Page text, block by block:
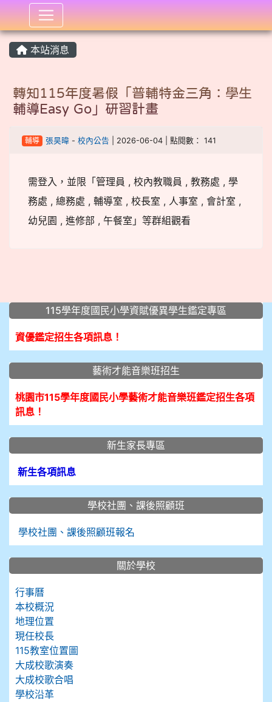
:::
本站消息
轉知115年度暑假「普輔特金三角：學生
輔導Easy Go」研習計畫
輔導 張昊暐- 校內公告 | 2026-06-04 | 點閱數： 141
需登入，並限「管理員 , 校內教職員 , 教務處 , 學
務處 , 總務處 , 輔導室 , 校長室 , 人事室 , 會計室 ,
幼兒園 , 進修部 , 午餐室」等群組觀看
::: 115學年度國民小學資賦優異學生鑑定專區
資優鑑定招生各項訊息！
藝術才能音樂班招生
桃園市115學年度國民小學藝術才能音樂班鑑定招生各項
訊息！
新生家長專區
新生各項訊息
學校社團、課後照顧班
學校社團、課後照顧班報名
關於學校
行事曆
本校概況
地理位置
現任校長
115教室位置圖
大成校歌演奏
大成校歌合唱
學校沿革